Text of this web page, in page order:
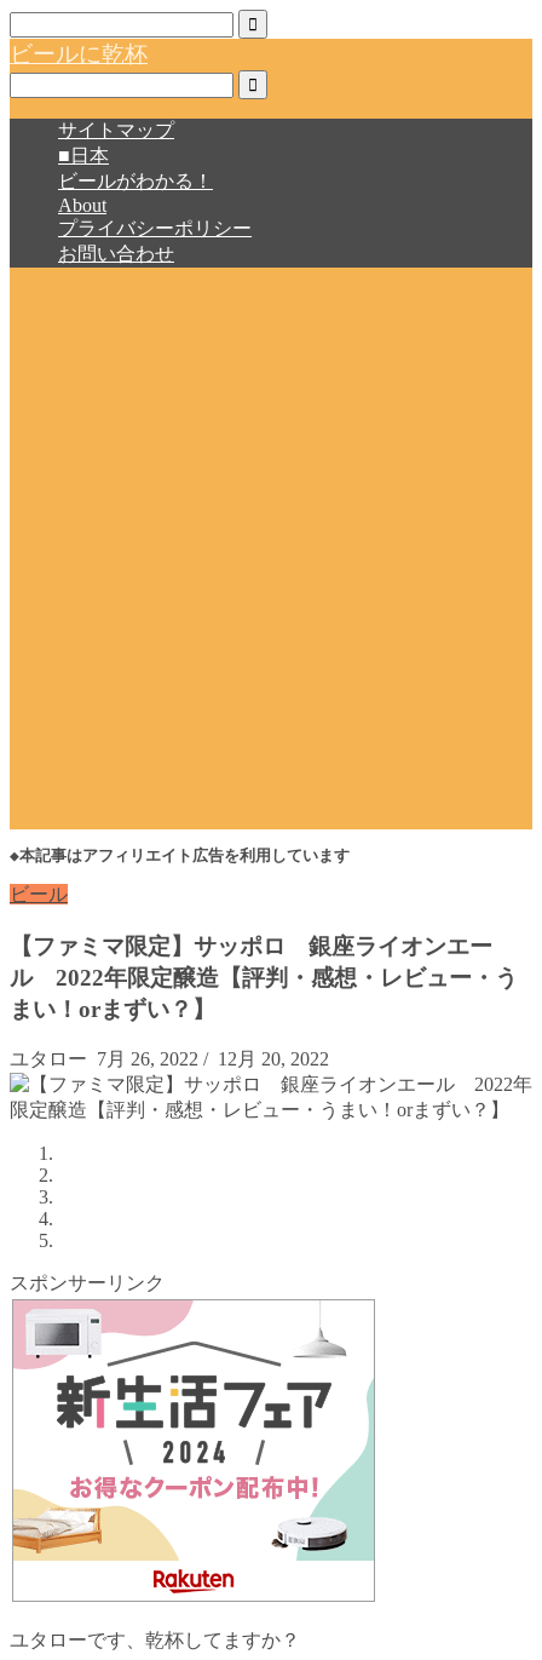
ビールに乾杯
サイトマップ
■日本
ビールがわかる！
About
プライバシーポリシー
お問い合わせ
◆本記事はアフィリエイト広告を利用しています
ビール
【ファミマ限定】サッポロ 銀座ライオンエー
ル 2022年限定醸造【評判・感想・レビュー・う
まい！orまずい？】
ユタロー 7月 26, 2022 / 12月 20, 2022
スポンサーリンク
ユタローです、乾杯してますか？